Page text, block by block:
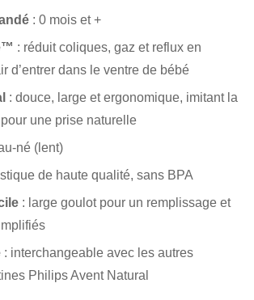
: 0 mois et +
: réduit coliques, gaz et reflux en
d’entrer dans le ventre de bébé
: douce, large et ergonomique, imitant la
une prise naturelle
né (lent)
de haute qualité, sans BPA
: large goulot pour un remplissage et
: interchangeable avec les autres
Philips Avent Natural